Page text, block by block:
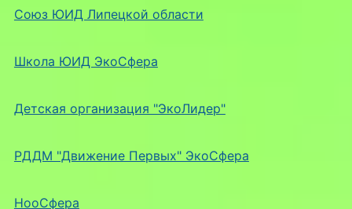
Союз ЮИД Липецкой области
Школа ЮИД ЭкоСфера
Детская организация "ЭкоЛидер"
РДДМ "Движение Первых" ЭкоСфера
НооСфера